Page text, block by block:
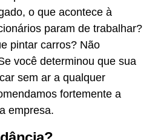
o que acontece à
param de trabalhar?
pintar carros? Não
você determinou que sua
sem ar a qualquer
fortemente a
empresa.